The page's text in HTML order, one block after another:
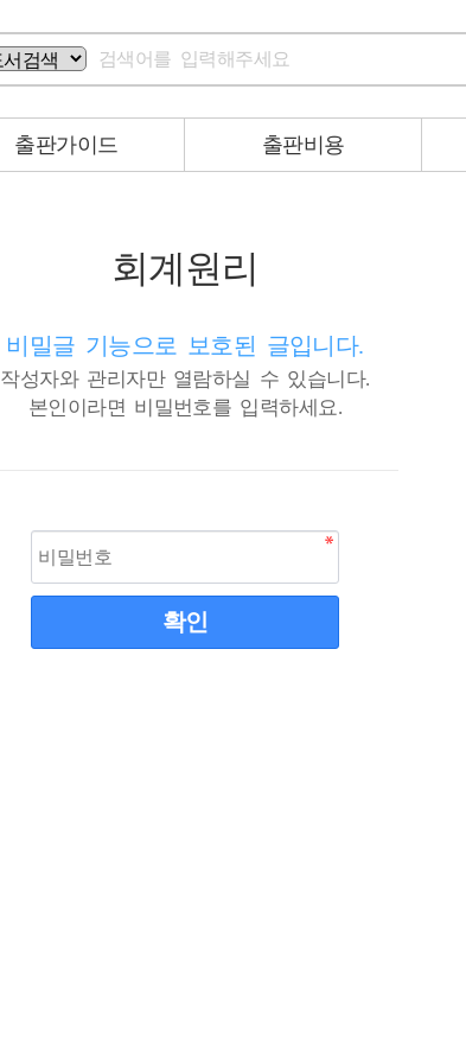
출판가이드 출판비용
회계원리
비밀글 기능으로 보호된 글입니다.
작성자와 관리자만 열람하실 수 있습니다.
본인이라면 비밀번호를 입력하세요.